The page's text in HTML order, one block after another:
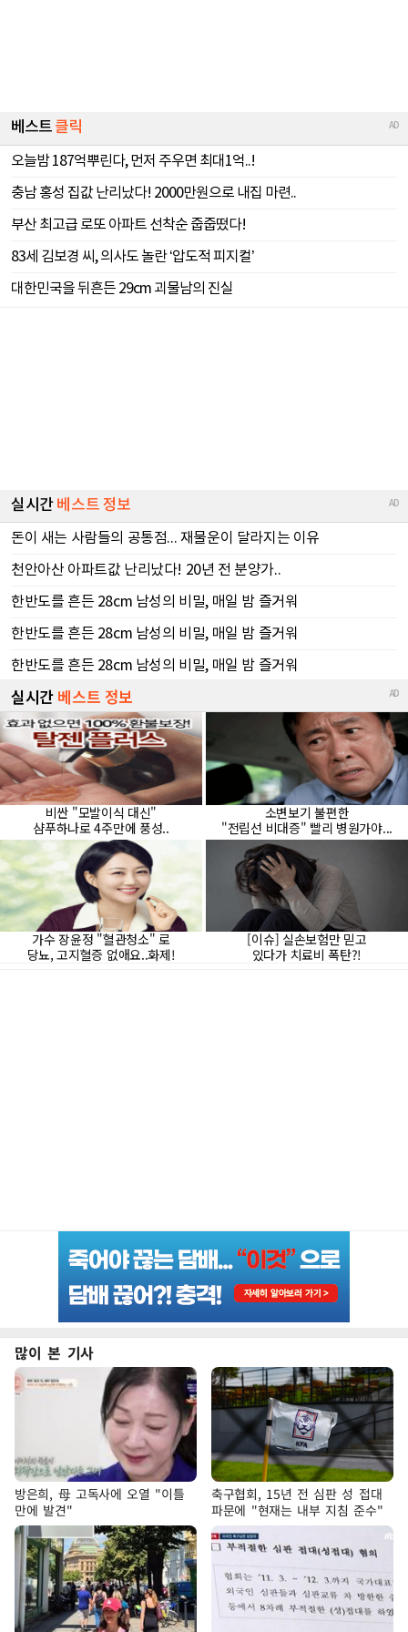
많이 본 기사
방은희, 母 고독사에 오열 "이틀
만에 발견"
축구협회, 15년 전 심판 성 접대
파문에 "현재는 내부 지침 준수"